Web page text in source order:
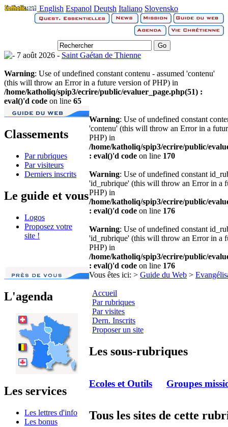
English Espanol Deutsh Italiano Slovensko
7 août 2026 - Saint Gaétan de Thienne
Warning: Use of undefined constant contenu - assumed 'contenu'
(this will throw an Error in a future version of PHP) in
/home/katholiq/spip3/ecrire/public/evaluer_page.php(51) :
eval()'d code on line 65
Classements
Par rubriques
Par visiteurs
Derniers inscrits
Le guide et vous
Logos
Proposez votre
site !
L'agenda
Les services
Les lettres d'info
Les bonus
Warning: Use of undefined constant
'contenu' (this will throw an Error in a
PHP) in
/home/katholiq/spip3/ecrire/public/
: eval()'d code on line 170
Warning: Use of undefined constant
'id_rubrique' (this will throw an Error in a
PHP) in
/home/katholiq/spip3/ecrire/public/
: eval()'d code on line 176
Warning: Use of undefined constant
'id_rubrique' (this will throw an Error in a
PHP) in
/home/katholiq/spip3/ecrire/public/
: eval()'d code on line 176
Vous êtes ici: > Guide du Web >
Accueil
Par rubriques
Par visites
Dern. Inscrits
Proposer un site
Les sous-rubriques
Ecoles et Outils Groupes
Tous les sites de cette